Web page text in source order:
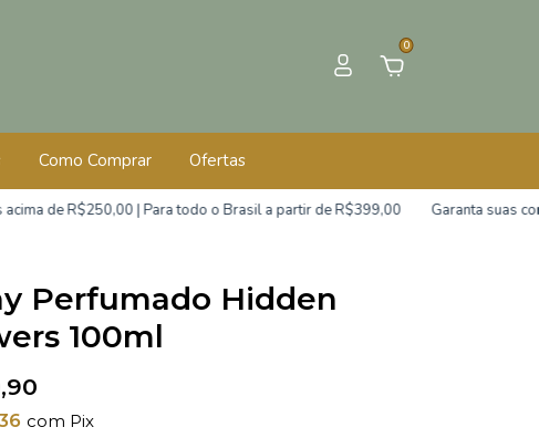
0
Como Comprar Ofertas
R$250,00 | Para todo o Brasil a partir de R$399,00 Garanta suas compras
Perfumado Hidden
100ml
com Pix